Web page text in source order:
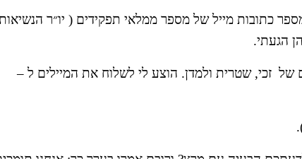
הגעתי.
זכי, שטרית ולמדן. הוצע לי לשלוח את המיילים ל –